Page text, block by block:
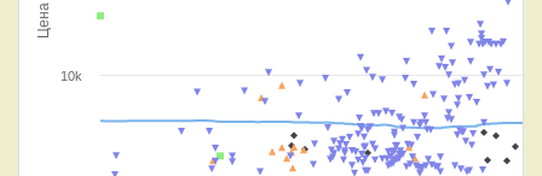
Цена
10k